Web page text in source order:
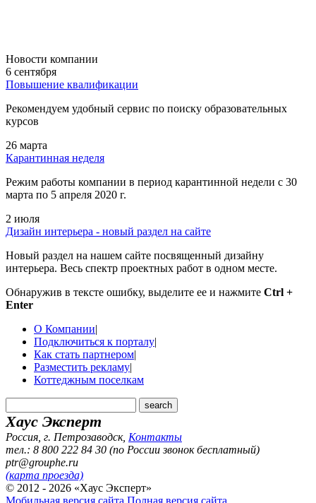
Новости компании
6 сентября
Повышение квалификации
Рекомендуем удобный сервис по поиску образовательных
курсов
26 марта
Карантинная неделя
Режим работы компании в период карантинной недели c 30
марта по 5 апреля 2020 г.
2 июля
Дизайн интерьера - новый раздел на сайте
Новый раздел на нашем сайте посвященный дизайну
интерьера. Весь спектр проектных работ в одном месте.
Обнаружив в тексте ошибку, выделите ее и нажмите Ctrl +
Enter
О Компании|
Подключиться к порталу|
Как стать партнером|
Разместить рекламу|
Коттеджным поселкам
Хаус Эксперт
Россия, г. Петрозаводск, Контакты
тел.: 8 800 222 84 30 (по России звонок бесплатный)
ptr@grouphe.ru
(карта проезда)
© 2012 - 2026 «Хаус Эксперт»
Мобильная версия сайта Полная версия сайта